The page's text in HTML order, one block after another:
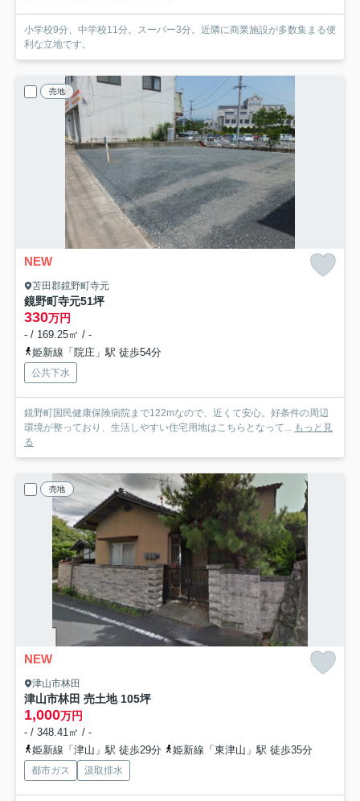
小学校9分、中学校11分。スーパー3分。近隣に商業施設が多数集まる便
利な立地です。
売地
NEW
苫田郡鏡野町寺元
鏡野町寺元51坪
330万円
- / 169.25㎡ / -
姫新線「院庄」駅 徒歩54分
公共下水
鏡野町国民健康保険病院まで122mなので、近くて安心。好条件の周辺
環境が整っており、生活しやすい住宅用地はこちらとなって... もっと見
る
売地
NEW
津山市林田
津山市林田 売土地 105坪
1,000万円
- / 348.41㎡ / -
姫新線「津山」駅 徒歩29分
姫新線「東津山」駅 徒歩35分
都市ガス 汲取排水